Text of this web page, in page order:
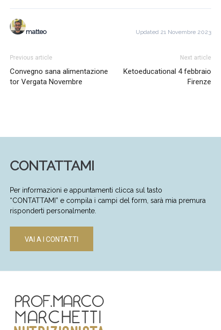
matteo Updated 21 Novembre 2023
Previous article
Convegno sana alimentazione
tor Vergata Novembre
Next article
Ketoeducational 4 febbraio
Firenze
CONTATTAMI
Per informazioni e appuntamenti clicca sul tasto
“CONTATTAMI” e compila i campi del form, sarà mia premura
risponderti personalmente.
VAI A I CONTATTI